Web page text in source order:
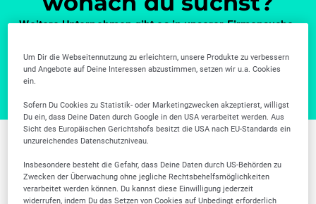
Weitere Unternehmen gibt es in unserer Firmensuche.
Weitere Branchen in
Krefeld
Um Dir die Webseitennutzung zu erleichtern, unsere Produkte zu verbessern
und Angebote auf Deine Interessen abzustimmen, setzen wir u.a. Cookies
ein.
Sofern Du Cookies zu Statistik- oder Marketingzwecken akzeptierst, willigst
Du ein, dass Deine Daten durch Google in den USA verarbeitet werden. Aus
Sicht des Europäischen Gerichtshofs besitzt die USA nach EU-Standards ein
unzureichendes Datenschutzniveau.
Insbesondere besteht die Gefahr, dass Deine Daten durch US-Behörden zu
Zwecken der Überwachung ohne jegliche Rechtsbehelfsmöglichkeiten
verarbeitet werden können. Du kannst diese Einwilligung jederzeit
widerrufen, indem Du das Setzen von Cookies auf Unbedingt erforderlich